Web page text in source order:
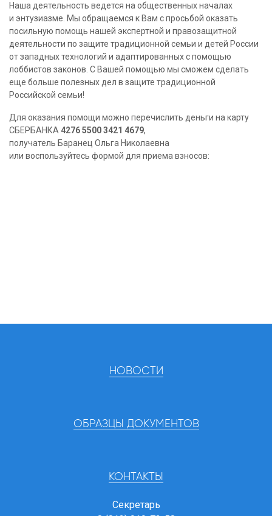
Наша деятельность ведется на общественных началах
и энтузиазме. Мы обращаемся к Вам с просьбой оказать
посильную помощь нашей экспертной и правозащитной
деятельности по защите традиционной семьи и детей России
от западных технологий и адаптированных с помощью
лоббистов законов. С Вашей помощью мы сможем сделать
еще больше полезных дел в защите традиционной
Российской семьи!
Для оказания помощи можно перечислить деньги на карту
СБЕРБАНКА 4276 5500 3421 4679,
получатель Баранец Ольга Николаевна
или воспользуйтесь формой для приема взносов:
НОВОСТИ
ОБРАЗЦЫ ДОКУМЕНТОВ
КОНТАКТЫ
Секретарь